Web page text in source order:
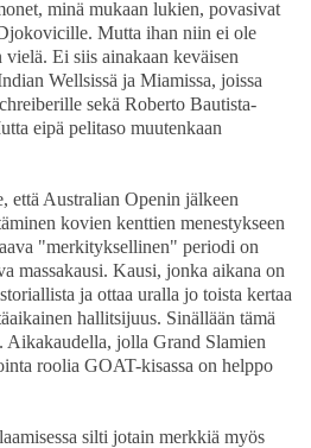
minä mukaan lukien, povasivat
Mutta ihan niin ei ole
Ei siis ainakaan keväisen
Wellsissä ja Miamissa, joissa
sekä Roberto Bautista-
eipä pelitaso muutenkaan
että Australian Openin jälkeen
kovien kenttien menestykseen
"merkityksellinen" periodi on
massakausi. Kausi, jonka aikana on
ja ottaa uralla jo toista kertaa
hallitsijuus. Sinällään tämä
Aikakaudella, jolla Grand Slamien
roolia GOAT-kisassa on helppo
silti jotain merkkiä myös